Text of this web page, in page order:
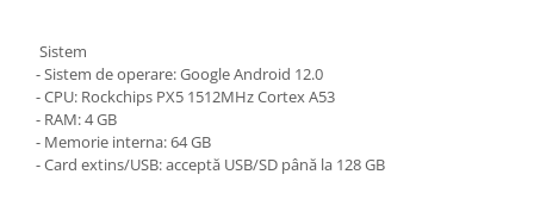
Sistem
- Sistem de operare: Google Android 12.0
- CPU: Rockchips PX5 1512MHz Cortex A53
- RAM: 4 GB
- Memorie interna: 64 GB
- Card extins/USB: acceptă USB/SD până la 128 GB